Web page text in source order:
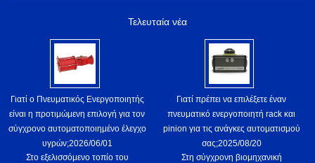
Τελευταία νέα
Γιατί ο Πνευματικός Ενεργοποιητής
είναι η προτιμώμενη επιλογή για τον
σύγχρονο αυτοματοποιημένο έλεγχο
υγρών;2026/06/01
Στο εξελισσόμενο τοπίο του
Γιατί πρέπει να επιλέξετε έναν
πνευματικό ενεργοποιητή rack και
pinion για τις ανάγκες αυτοματισμού
σας;2025/08/20
Στη σύγχρονη βιομηχανική